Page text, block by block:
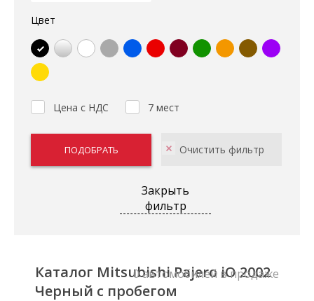
Цвет
Цена с НДС 7 мест
Закрыть
фильтр
Каталог Mitsubishi Pajero iO 2002
Черный с пробегом
0 автомобилей в продаже